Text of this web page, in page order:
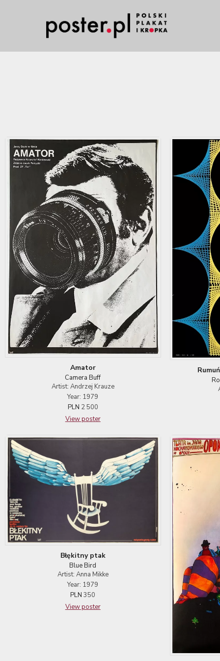
Amator
Camera Buff
Artist: Andrzej Krauze
Year: 1979
PLN 2 500
View poster
Błękitny ptak
Blue Bird
Artist: Anna Mikke
Year: 1979
PLN 350
View poster